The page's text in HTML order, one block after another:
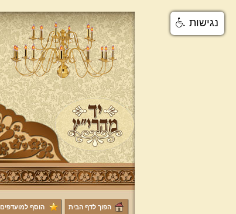
הפוך לדף הבית הוסף למועדפים
נגישות